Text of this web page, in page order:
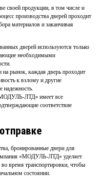
своей продукции, в том числе и
производства дверей проходит
материалов и заканчивая
дверей используются только
необходимыми
рынок, каждая дверь проходит
к взлому и другие
надежность.
ЛТД» имеет все
соответствие
бронированные двери для
«МОДУЛЬ-ЛТД» уделяет
время транспортировки, чтобы
состоянии.